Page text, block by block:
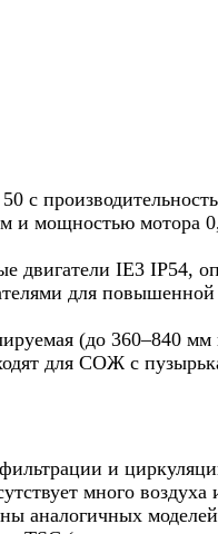
с
и мощностью мотора
двигатели IE3 IP54,
для повышенной
(до 360–840 мм
для СОЖ с
и
много воздуха
аналогичных моделей